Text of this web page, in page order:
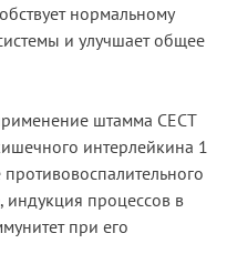
нормальному
и улучшает общее
штамма СЕСТ
интерлейкина 1
индукция процессов в
при его